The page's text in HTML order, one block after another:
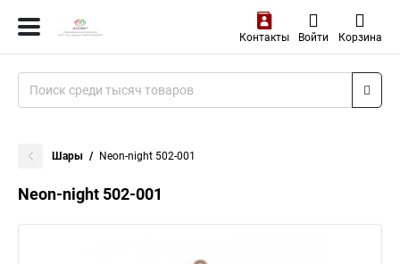
Контакты Войти Корзина
Шары Neon-night 502-001
Neon-night 502-001